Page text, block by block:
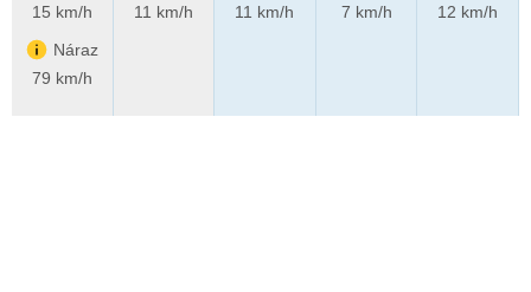
15 km/h
Náraz
79 km/h
11 km/h
11 km/h
7 km/h
12 km/h